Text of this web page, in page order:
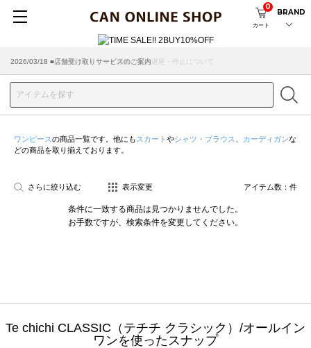
カート
0
BRAND
2026/07/29 ■【お知らせ】ヤマト運輸の配送遅延・停止について
2026/03/18 ■店舗受け取りサービスのご案内
ワンピースの商品一覧です。他にも スカート やシャツ・ブラウス カーディガンな
どの商品を取り揃えております。
さらに絞り込む 表示変更 アイテム数： 件
条件に一致する商品は見つかりませんでした。
お手数ですが、検索条件を変更してください。
Te chichi CLASSIC（テチチ クラシック）/オールイン
ワンを使ったスナップ